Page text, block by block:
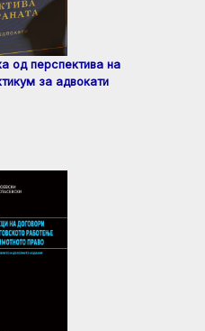
од перспектива на
за адвокати